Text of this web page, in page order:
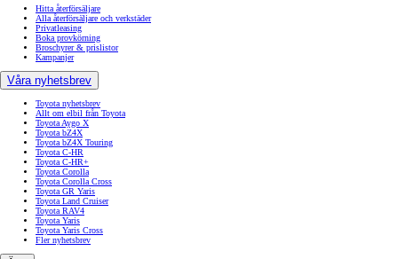
Hitta återförsäljare
Alla återförsäljare och verkstäder
Privatleasing
Boka provkörning
Broschyrer & prislistor
Kampanjer
Våra nyhetsbrev
Toyota nyhetsbrev
Allt om elbil från Toyota
Toyota Aygo X
Toyota bZ4X
Toyota bZ4X Touring
Toyota C-HR
Toyota C-HR+
Toyota Corolla
Toyota Corolla Cross
Toyota GR Yaris
Toyota Land Cruiser
Toyota RAV4
Toyota Yaris
Toyota Yaris Cross
Fler nyhetsbrev